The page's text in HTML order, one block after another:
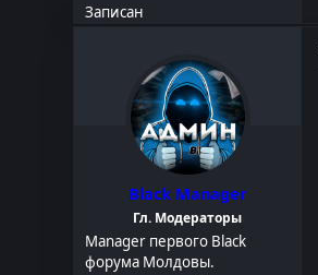
Записан
Black Manager
Гл. Модераторы
Manager первого Black
форума Молдовы.